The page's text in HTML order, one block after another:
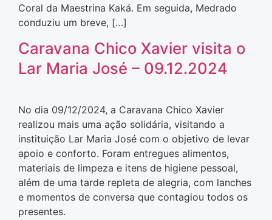
Coral da Maestrina Kaká. Em seguida, Medrado
conduziu um breve, […]
Caravana Chico Xavier visita o
Lar Maria José – 09.12.2024
No dia 09/12/2024, a Caravana Chico Xavier
realizou mais uma ação solidária, visitando a
instituição Lar Maria José com o objetivo de levar
apoio e conforto. Foram entregues alimentos,
materiais de limpeza e itens de higiene pessoal,
além de uma tarde repleta de alegria, com lanches
e momentos de conversa que contagiou todos os
presentes.